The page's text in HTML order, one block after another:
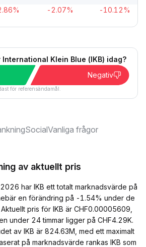
-2.07% -10.12%
Klein Blue (IKB) idag?
Negativ
för referensändamål.
SocialVanliga frågor
av aktuellt pris
har IKB ett totalt marknadsvärde på
en förändring på -1.54% under de
pris för IKB är CHF0.00005609,
under 24 timmar ligger på CHF4.29K.
av IKB är 824.63M, med ett maximalt
på marknadsvärde rankas IKB som